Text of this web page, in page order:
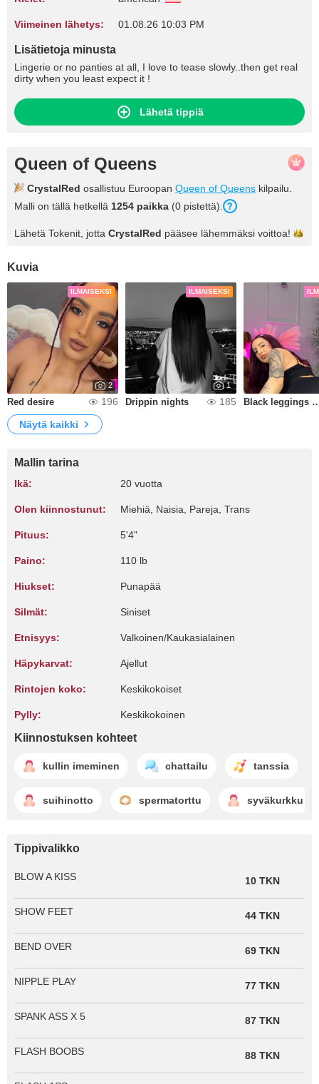
Viimeinen lähetys: 01.08.26 10:03 PM
Lisätietoja minusta
Lingerie or no panties at all, I love to tease slowly..then get real
dirty when you least expect it !
Lähetä tippiä
Queen of Queens
CrystalRed osallistuu Euroopan Queen of Queens kilpailu.
Malli on tällä hetkellä 1254 paikka (0 pistettä).
Lähetä Tokenit, jotta CrystalRed pääsee lähemmäksi voittoa!
Kuvia
ILMAISEKSI
2
Red desire 196
ILMAISEKSI
1
Drippin nights 185 Black leggings and
Näytä kaikki
Mallin tarina
Ikä: 20 vuotta
Olen kiinnostunut: Miehiä, Naisia, Pareja, Trans
Pituus: 5'4"
Paino: 110 lb
Hiukset: Punapää
Silmät: Siniset
Etnisyys: Valkoinen/Kaukasialainen
Häpykarvat: Ajellut
Rintojen koko: Keskikokoiset
Pylly: Keskikokoinen
Kiinnostuksen kohteet
kullin imeminen chattailu tanssia
suihinotto spermatorttu syväkurkku
Tippivalikko
BLOW A KISS 10 TKN
SHOW FEET 44 TKN
BEND OVER 69 TKN
NIPPLE PLAY 77 TKN
SPANK ASS X 5 87 TKN
FLASH BOOBS 88 TKN